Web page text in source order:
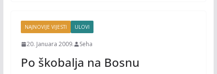
NAJNOVIJE VIJESTI ULOVI
20. Januara 2009. Seha
Po škobalja na Bosnu